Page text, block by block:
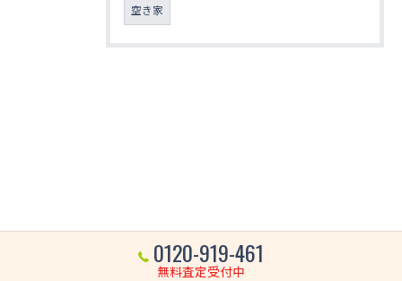
空き家
0120-919-461
無料査定受付中